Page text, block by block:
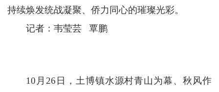
持续焕发统战凝聚、侨力同心的璀璨光彩。
记者：韦莹芸 覃鹏
10月26日，土博镇水源村青山为幕、秋风作